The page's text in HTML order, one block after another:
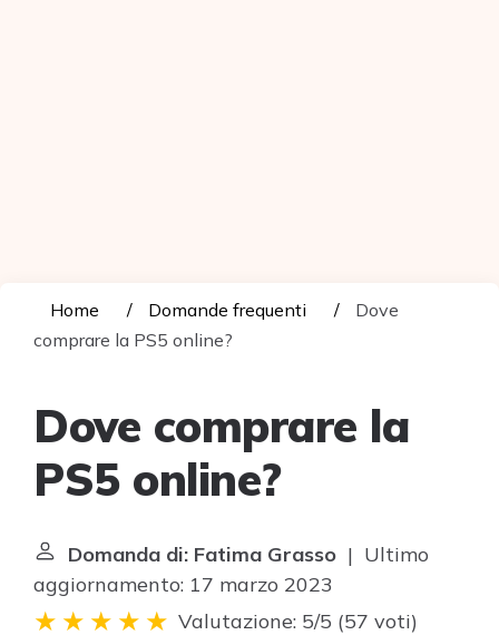
Home Domande frequenti
Dove
comprare la PS5 online?
Dove comprare la
PS5 online?
Domanda di: Fatima Grasso | Ultimo
aggiornamento: 17 marzo 2023
Valutazione: 5/5 (57 voti)